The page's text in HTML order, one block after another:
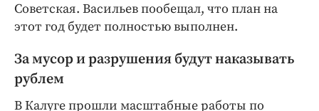
Советская. Васильев пообещал, что план на
этот год будет полностью выполнен.
За мусор и разрушения будут наказывать
рублем
В Калуге прошли масштабные работы по